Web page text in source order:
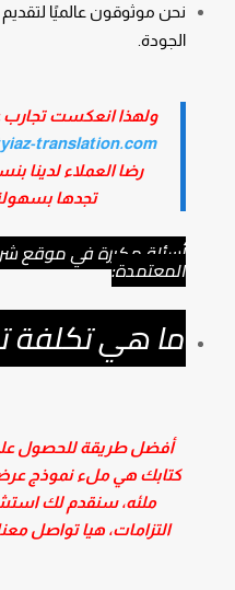
نحن موثوقون عالميًا
الجودة.
ولهذا انعكست تجارب
translation.com/
تجدها
أسئلة مكررة في موقع
المعتمدة:
ما هي تكلفة
أفضل طريقة للحصول
كتابك هي ملء نموذج عرض
ملئه، سنقدم لك
التزامات، هيا تواصل